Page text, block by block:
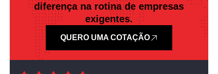
diferença na rotina de empresas
exigentes.
QUERO UMA COTAÇÃO